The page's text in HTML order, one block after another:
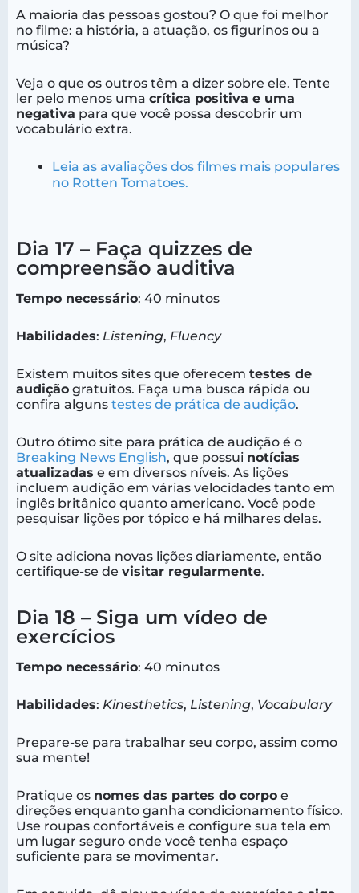
A maioria das pessoas gostou? O que foi melhor
no filme: a história, a atuação, os figurinos ou a
música?
Veja o que os outros têm a dizer sobre ele. Tente
ler pelo menos uma crítica positiva e uma
negativa para que você possa descobrir um
vocabulário extra.
Leia as avaliações dos filmes mais populares
no Rotten Tomatoes.
Dia 17 – Faça quizzes de
compreensão auditiva
Tempo necessário: 40 minutos
Habilidades: Listening, Fluency
Existem muitos sites que oferecem testes de
audição gratuitos. Faça uma busca rápida ou
confira alguns testes de prática de audição.
Outro ótimo site para prática de audição é o
Breaking News English, que possui notícias
atualizadas e em diversos níveis. As lições
incluem audição em várias velocidades tanto em
inglês britânico quanto americano. Você pode
pesquisar lições por tópico e há milhares delas.
O site adiciona novas lições diariamente, então
certifique-se de visitar regularmente.
Dia 18 – Siga um vídeo de
exercícios
Tempo necessário: 40 minutos
Habilidades: Kinesthetics, Listening, Vocabulary
Prepare-se para trabalhar seu corpo, assim como
sua mente!
Pratique os nomes das partes do corpo e
direções enquanto ganha condicionamento físico.
Use roupas confortáveis e configure sua tela em
um lugar seguro onde você tenha espaço
suficiente para se movimentar.